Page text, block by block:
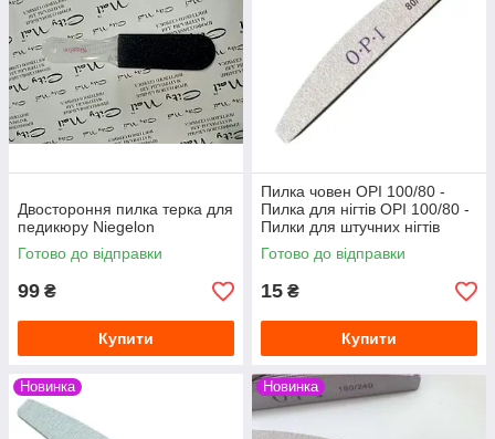
Двостороння пилка терка для
педикюру Niegelon
Готово до відправки
99 ₴
Купити
Пилка човен OPI 100/80 -
Пилка для нігтів OPI 100/80 -
Пилки для штучних нігтів
Готово до відправки
15 ₴
Купити
Новинка Новинка